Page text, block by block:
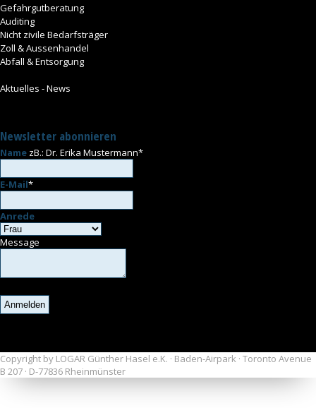
Gefahrgutberatung
Auditing
Nicht zivile Bedarfsträger
Zoll & Aussenhandel
Abfall & Entsorgung
Aktuelles - News
Newsletter abonnieren
Name zB.: Dr. Erika Mustermann*
E-Mail*
Anrede
Message
Copyright by LOGAR Günther Hasel e.K. · Baden-Airpark · Toronto Avenue
B 207 · D-77836 Rheinmünster